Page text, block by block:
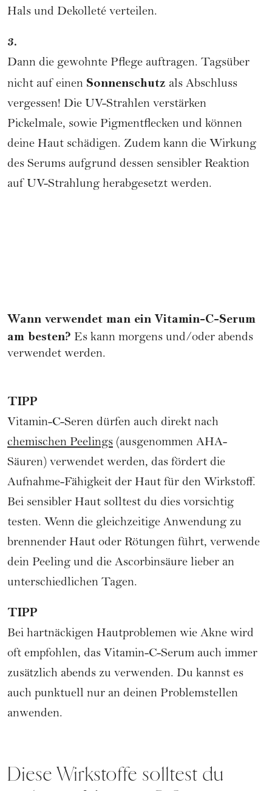
Hals und Dekolleté verteilen.
3.
Dann die gewohnte Pflege auftragen. Tagsüber
nicht auf einen Sonnenschutz als Abschluss
vergessen! Die UV-Strahlen verstärken
Pickelmale, sowie Pigmentflecken und können
deine Haut schädigen. Zudem kann die Wirkung
des Serums aufgrund dessen sensibler Reaktion
auf UV-Strahlung herabgesetzt werden.
Wann verwendet man ein Vitamin-C-Serum
am besten? Es kann morgens und/oder abends
verwendet werden.
TIPP
Vitamin-C-Seren dürfen auch direkt nach
chemischen Peelings (ausgenommen AHA-
Säuren) verwendet werden, das fördert die
Aufnahme-Fähigkeit der Haut für den Wirkstoff.
Bei sensibler Haut solltest du dies vorsichtig
testen. Wenn die gleichzeitige Anwendung zu
brennender Haut oder Rötungen führt, verwende
dein Peeling und die Ascorbinsäure lieber an
unterschiedlichen Tagen.
TIPP
Bei hartnäckigen Hautproblemen wie Akne wird
oft empfohlen, das Vitamin-C-Serum auch immer
zusätzlich abends zu verwenden. Du kannst es
auch punktuell nur an deinen Problemstellen
anwenden.
Diese Wirkstoffe solltest du